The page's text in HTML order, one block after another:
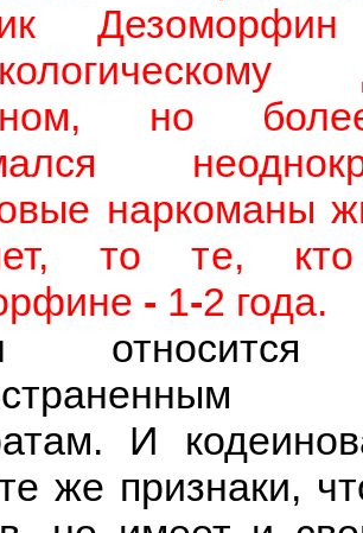
но
наркоманы
то те, кто
- 1-2 года.
И
же признаки,